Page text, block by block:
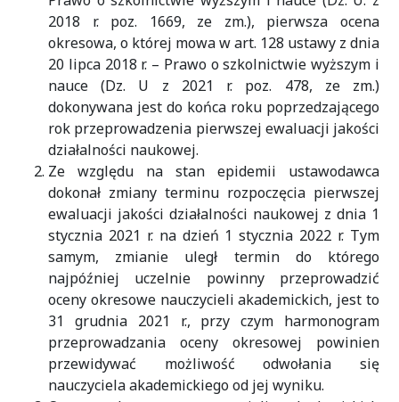
2018 r. poz. 1669, ze zm.), pierwsza ocena
okresowa, o której mowa w art. 128 ustawy z dnia
20 lipca 2018 r. – Prawo o szkolnictwie wyższym i
nauce (Dz. U z 2021 r. poz. 478, ze zm.)
dokonywana jest do końca roku poprzedzającego
rok przeprowadzenia pierwszej ewaluacji jakości
działalności naukowej.
Ze względu na stan epidemii ustawodawca
dokonał zmiany terminu rozpoczęcia pierwszej
ewaluacji jakości działalności naukowej z dnia 1
stycznia 2021 r. na dzień 1 stycznia 2022 r. Tym
samym, zmianie uległ termin do którego
najpóźniej uczelnie powinny przeprowadzić
oceny okresowe nauczycieli akademickich, jest to
31 grudnia 2021 r., przy czym harmonogram
przeprowadzania oceny okresowej powinien
przewidywać możliwość odwołania się
nauczyciela akademickiego od jej wyniku.